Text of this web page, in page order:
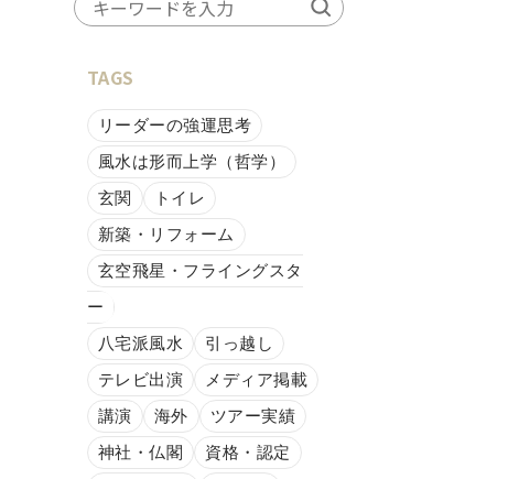
TAGS
リーダーの強運思考
風水は形而上学（哲学）
玄関 トイレ
新築・リフォーム
玄空飛星・フライングスタ
ー
八宅派風水 引っ越し
テレビ出演 メディア掲載
講演 海外 ツアー実績
神社・仏閣 資格・認定